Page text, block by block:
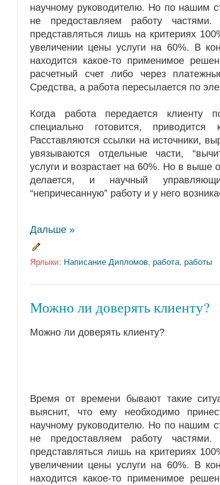
научному руководителю. Но по нашим
не предоставляем работу
представляться лишь на критериях
увеличении цены услуги на 60%. В
находится какое-то применимое
расчетный счет либо через
Средства, а работа пересылается по
Когда работа передается клиенту
специально готовится,
Расставляются ссылки на источники,
увязываются отдельные части,
услуги и возрастает на 60%. Но в выше
делается, и научный
“непричесанную” работу и у него
Дальше »
Ярлыки: Написание Дипломов, работа, работы
Можно ли доверять клиенту?
Можно ли доверять клиенту?
Время от времени бывают такие
выяснит, что ему необходимо
научному руководителю. Но по нашим
не предоставляем работу
представляться лишь на критериях
увеличении цены услуги на 60%. В
находится какое-то применимое